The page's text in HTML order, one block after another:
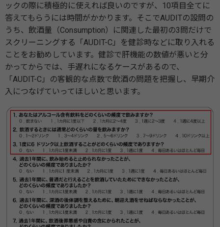
ックの際に積極的に使えれば良いのですが、10項目全てに
答えてもらうには時間がかかります。そこでAUDITの設問の
うち、飲酒量（Consumption）に関連した最初の3問だけで
スクリーニングする「AUDIT-C」を健診時などに取り入れる
ことをお勧めしています。健診で肝機能の数値が悪いと分
かってからでは、手遅れになるケースがあるので、
「AUDIT-C」の客観的な点数で飲酒の問題を把握し、早期介
入につなげていってほしいと思います。